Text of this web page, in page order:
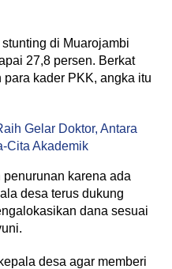
di Muarojambi
27,8 persen. Berkat
kader PKK, angka itu
Gelar Doktor, Antara
Cita Akademik
penurunan karena ada
desa terus dukung
dana sesuai
desa agar memberi